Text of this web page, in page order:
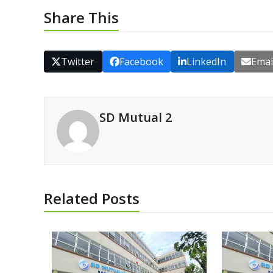
Share This
Twitter Facebook LinkedIn
SD Mutual 2
Related Posts